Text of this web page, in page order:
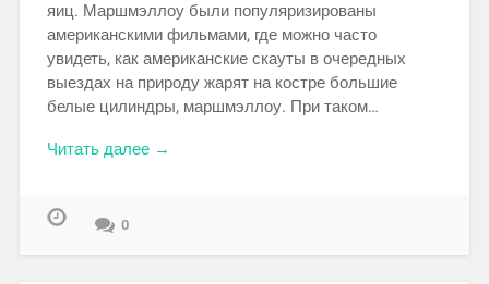
яиц. Маршмэллоу были популяризированы
американскими фильмами, где можно часто
увидеть, как американские скауты в очередных
выездах на природу жарят на костре большие
белые цилиндры, маршмэллоу. При таком…
Читать далее →
0